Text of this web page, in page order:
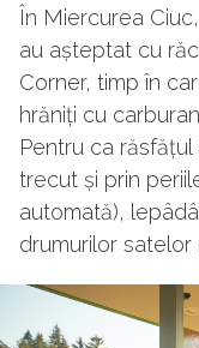
În Miercurea
au așteptat cu
Corner, timp în
hrăniți cu
Pentru ca
trecut și prin
automată),
drumurilor satelor